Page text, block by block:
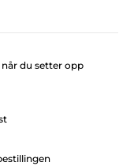
når du setter opp